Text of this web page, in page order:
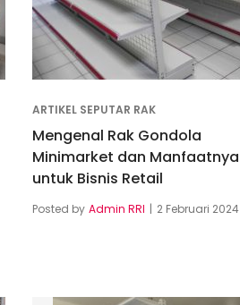
ARTIKEL SEPUTAR RAK
Mengenal Rak Gondola
Minimarket dan Manfaatnya
untuk Bisnis Retail
Posted by Admin RRI 2 Februari 2024